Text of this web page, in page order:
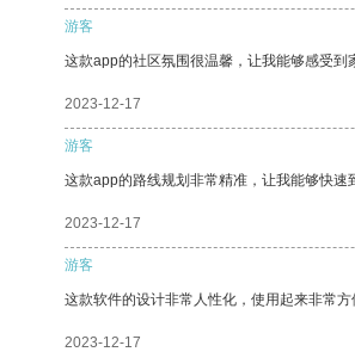
游客
这款app的社区氛围很温馨，让我能够感受到
2023-12-17
游客
这款app的路线规划非常精准，让我能够快速
2023-12-17
游客
这款软件的设计非常人性化，使用起来非常方
2023-12-17